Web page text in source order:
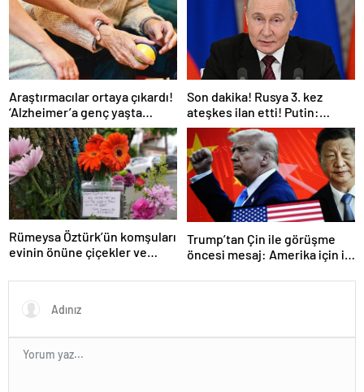
Araştırmacılar ortaya çıkardı!
‘Alzheimer’a genç yaşta
yakalanabilirsiniz’
Son dakika! Rusya 3. kez
ateşkes ilan etti! Putin:
Erdoğan ile görüşme
gerçekleştireceğiz
Rümeysa Öztürk’ün komşuları
evinin önüne çiçekler ve
Trump’tan Çin ile görüşme
öncesi mesaj: Amerika için iyi